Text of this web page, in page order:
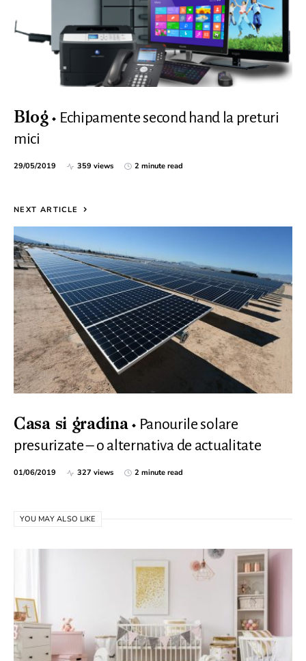
Blog
Echipamente second hand la preturi
mici
29/05/2019 359 views 2 minute read
NEXT ARTICLE
Casa si gradina
Panourile solare
presurizate – o alternativa de actualitate
01/06/2019 327 views 2 minute read
YOU MAY ALSO LIKE